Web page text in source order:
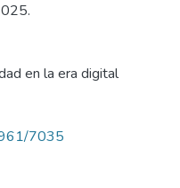
en la era digital
7035